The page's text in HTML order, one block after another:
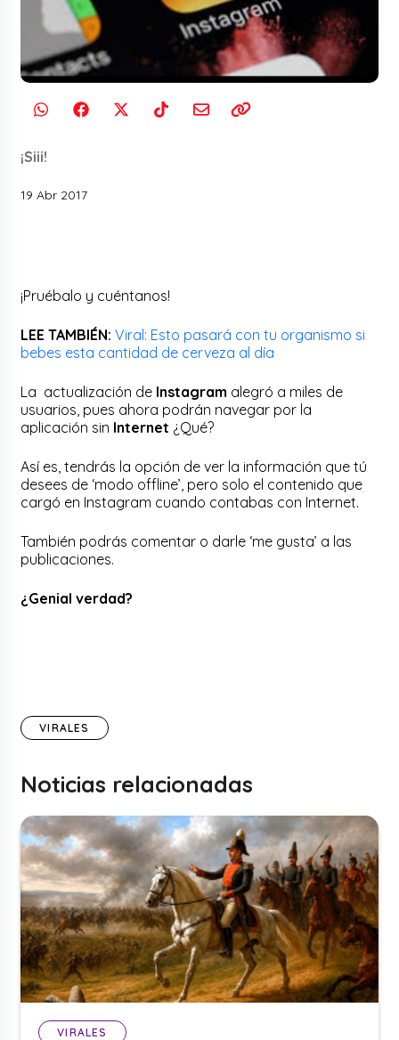
¡Siii!
19 Abr 2017
¡Pruébalo y cuéntanos!
LEE TAMBIÉN: Viral: Esto pasará con tu organismo si
bebes esta cantidad de cerveza al día
La actualización de Instagram alegró a miles de
usuarios, pues ahora podrán navegar por la
aplicación sin Internet ¿Qué?
Así es, tendrás la opción de ver la información que tú
desees de ‘modo offline’, pero solo el contenido que
cargó en Instagram cuando contabas con Internet.
También podrás comentar o darle ‘me gusta’ a las
publicaciones.
¿Genial verdad?
VIRALES
Noticias relacionadas
VIRALES